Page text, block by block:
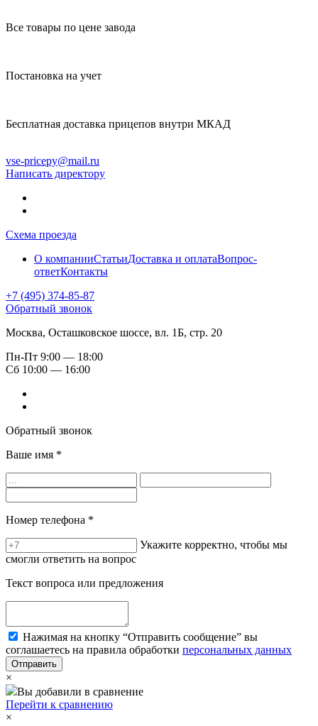
Все товары по цене завода
Постановка на учет
Бесплатная доставка прицепов внутри МКАД
vse-pricepy@mail.ru
Написать директору
Схема проезда
О компанииСтатьиДоставка и оплатаВопрос-
ответКонтакты
+7 (495) 374-85-87
Обратный звонок
Москва, Осташковское шоссе, вл. 1Б, стр. 20
Пн-Пт 9:00 — 18:00
Сб 10:00 — 16:00
Обратный звонок
Ваше имя *
Номер телефона *
Укажите корректно, чтобы мы
смогли ответить на вопрос
Текст вопроса или предложения
Нажимая на кнопку “Отправить сообщение” вы
соглашаетесь на правила обработки персональных данных
×
Вы добавили в сравнение
Перейти к сравнению
×